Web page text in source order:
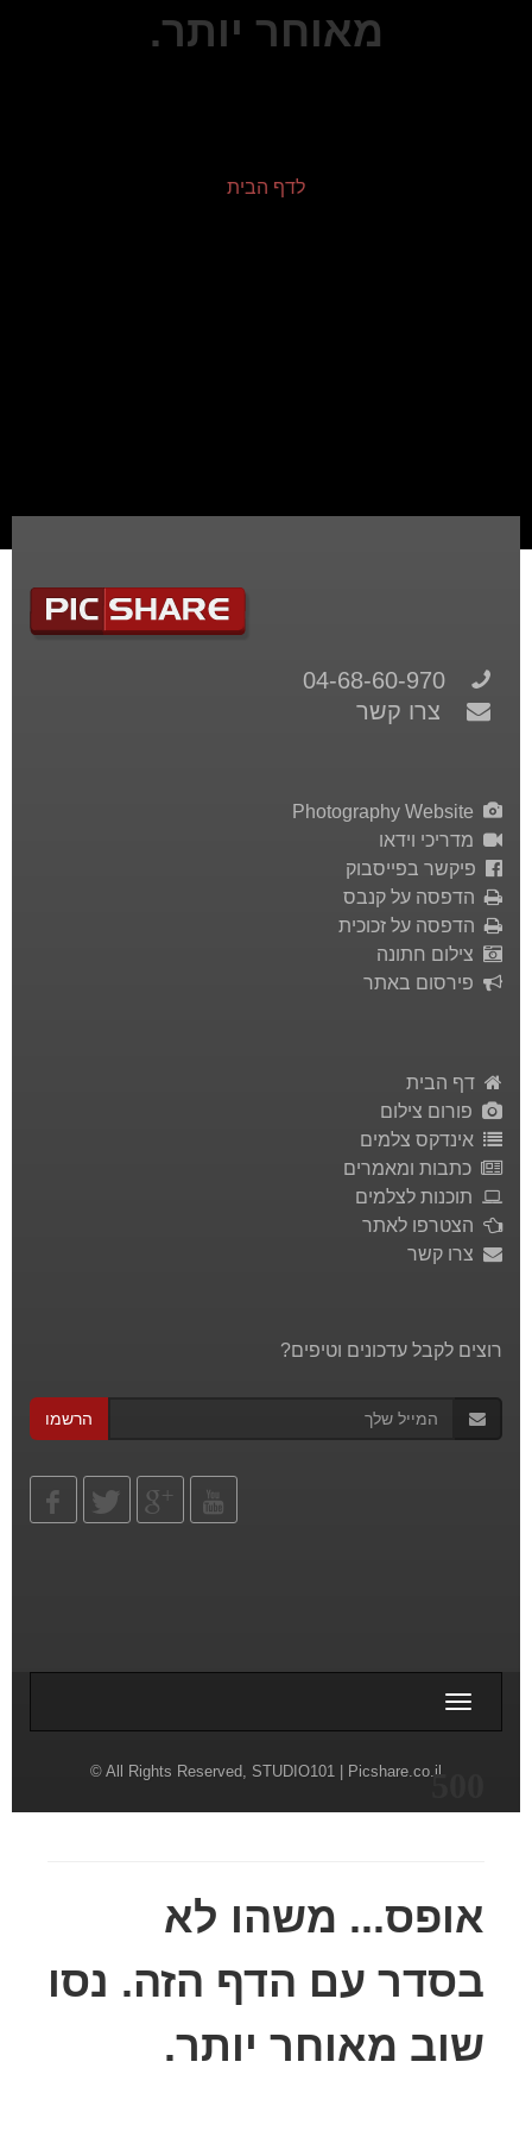
מאוחר יותר.
לדף הבית
צרו קשר
מדריכי וידאו
פיקשר בפייסבוק
הדפסה על קנבס
הדפסה על זכוכית
צילום חתונה
פירסום באתר
דף הבית
פורום צילום
אינדקס צלמים
כתבות ומאמרים
תוכנות לצלמים
הצטרפו לאתר
צרו קשר
רוצים לקבל עדכונים וטיפים?
הרשמו
© All Rights Reserved, STUDIO101 | Picshare.co.il
Toggle
500
אופס... משהו לא
בסדר עם הדף הזה. נסו
שוב מאוחר יותר.